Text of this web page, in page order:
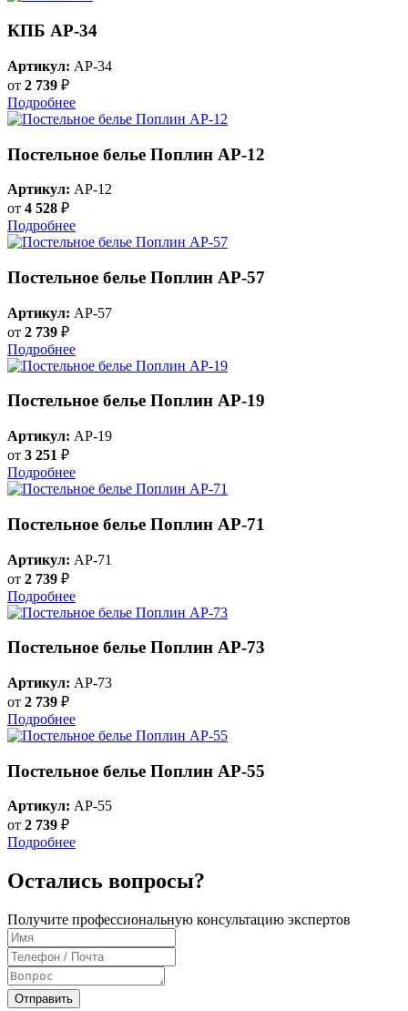
КПБ AP-34
Артикул: AP-34
от 2 739 ₽
Подробнее
Постельное белье Поплин AP-12
Артикул: AP-12
от 4 528 ₽
Подробнее
Постельное белье Поплин AP-57
Артикул: AP-57
от 2 739 ₽
Подробнее
Постельное белье Поплин AP-19
Артикул: AP-19
от 3 251 ₽
Подробнее
Постельное белье Поплин AP-71
Артикул: AP-71
от 2 739 ₽
Подробнее
Постельное белье Поплин AP-73
Артикул: AP-73
от 2 739 ₽
Подробнее
Постельное белье Поплин AP-55
Артикул: AP-55
от 2 739 ₽
Подробнее
Остались вопросы?
Получите профессиональную консультацию экспертов
Отправить